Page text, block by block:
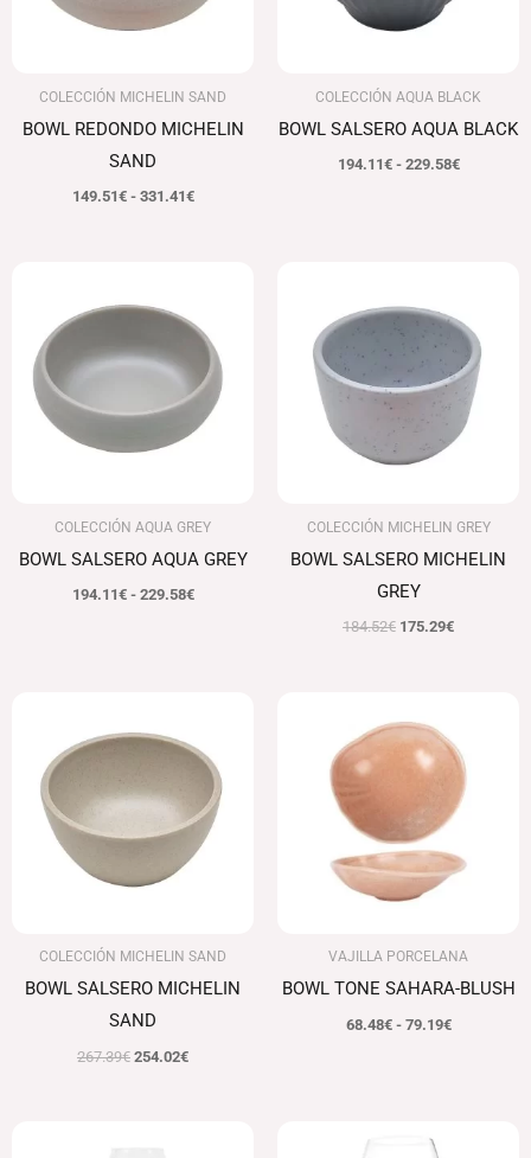
COLECCIÓN MICHELIN SAND
BOWL REDONDO MICHELIN
SAND
149.51€ - 331.41€
COLECCIÓN AQUA BLACK
BOWL SALSERO AQUA BLACK
194.11€ - 229.58€
COLECCIÓN AQUA GREY
BOWL SALSERO AQUA GREY
194.11€ - 229.58€
desde
194.11€
hasta
229.58€
COLECCIÓN MICHELIN GREY
BOWL SALSERO MICHELIN
GREY
184.52€
original
184.52€.
175.29€
es:
175.29€.
COLECCIÓN MICHELIN SAND
BOWL SALSERO MICHELIN
SAND
267.39€
original
254.02€
actual
es:
254.02€.
VAJILLA PORCELANA
BOWL TONE SAHARA-BLUSH
68.48€ - 79.19€
precios:
desde
hasta
79.19€